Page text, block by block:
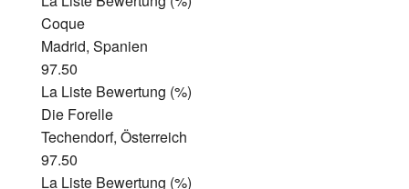
Coque
Madrid, Spanien
97.50
La Liste Bewertung (%)
Die Forelle
Techendorf, Österreich
97.50
La Liste Bewertung (%)